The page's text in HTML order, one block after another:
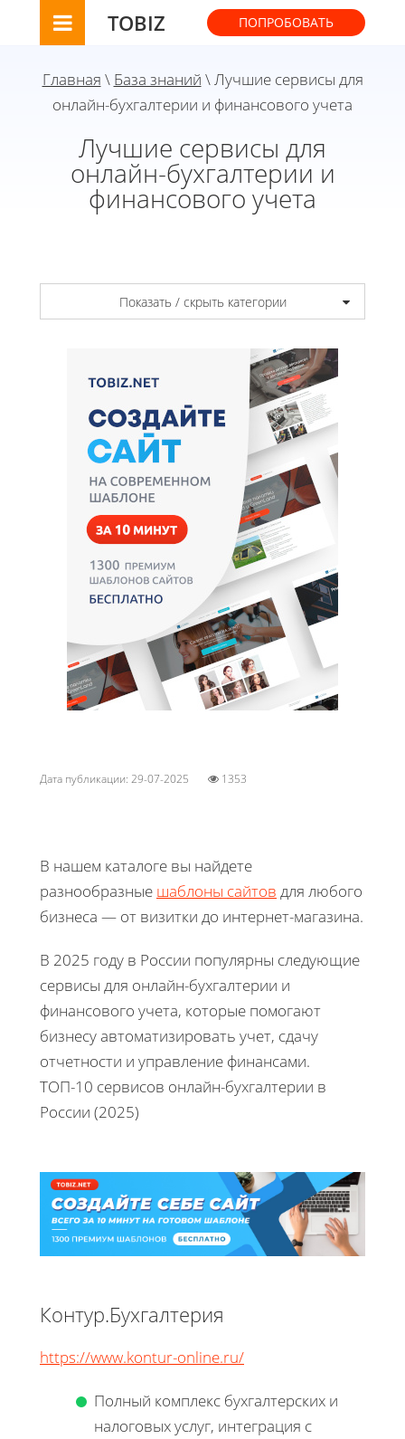
TOBIZ ПОПРОБОВАТЬ
Главная \ База знаний \ Лучшие сервисы для
онлайн-бухгалтерии и финансового учета
Лучшие сервисы для
онлайн-бухгалтерии и
финансового учета
Показать / скрыть категории
Дата публикации: 29-07-2025 1353
В нашем каталоге вы найдете
разнообразные шаблоны сайтов для любого
бизнеса — от визитки до интернет-магазина.
В 2025 году в России популярны следующие
сервисы для онлайн-бухгалтерии и
финансового учета, которые помогают
бизнесу автоматизировать учет, сдачу
отчетности и управление финансами.
ТОП-10 сервисов онлайн-бухгалтерии в
России (2025)
Контур.Бухгалтерия
https://www.kontur-online.ru/
Полный комплекс бухгалтерских и
налоговых услуг, интеграция с